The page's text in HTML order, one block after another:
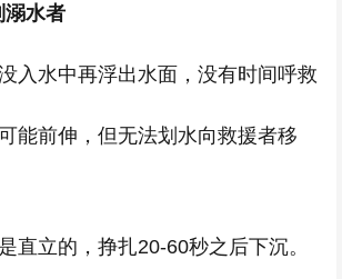
溺水者
入水中再浮出水面，没有时间呼救
能前伸，但无法划水向救援者移
直立的，挣扎20-60秒之后下沉。